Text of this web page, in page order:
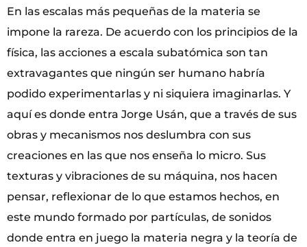
En las escalas más pequeñas de la materia se
impone la rareza. De acuerdo con los principios de la
física, las acciones a escala subatómica son tan
extravagantes que ningún ser humano habría
podido experimentarlas y ni siquiera imaginarlas. Y
aquí es donde entra Jorge Usán, que a través de sus
obras y mecanismos nos deslumbra con sus
creaciones en las que nos enseña lo micro. Sus
texturas y vibraciones de su máquina, nos hacen
pensar, reflexionar de lo que estamos hechos, en
este mundo formado por partículas, de sonidos
donde entra en juego la materia negra y la teoría de